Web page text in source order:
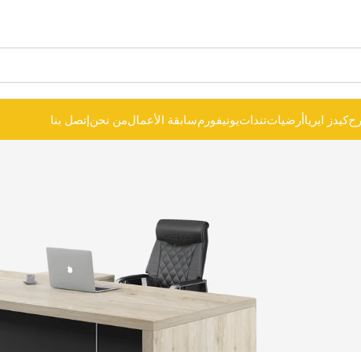
كيدز ايرياأرضياتتنداتيونيفورمسابقة الأعمالمن نحنإتصل بنا